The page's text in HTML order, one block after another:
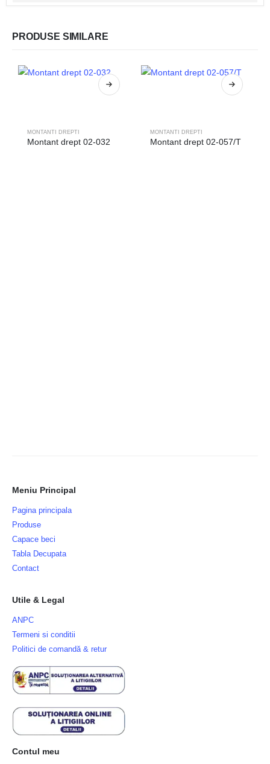
PRODUSE SIMILARE
MONTANTI DREPTI
Montant drept 02-032
MONTANTI DREPTI
Montant drept 02-057/T
Meniu Principal
Pagina principala
Produse
Capace beci
Tabla Decupata
Contact
Utile & Legal
ANPC
Termeni si conditii
Politici de comandă & retur
Contul meu